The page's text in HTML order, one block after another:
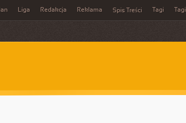
Liga Redakcja Reklama Spis Treści Tagi Tagi